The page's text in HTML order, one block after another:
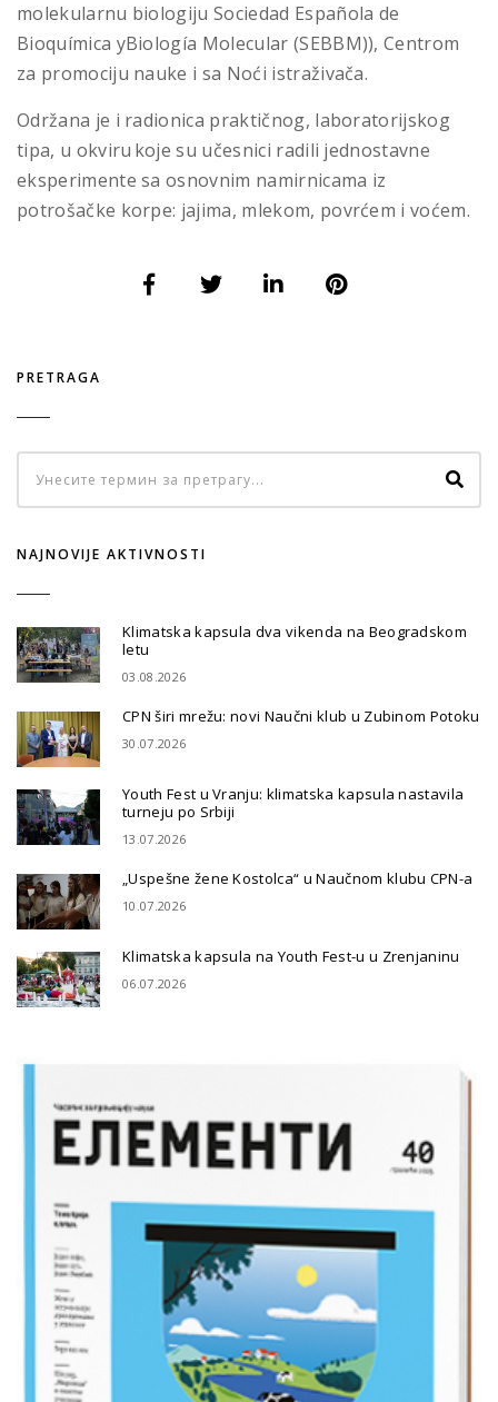
molekularnu biologiju Sociedad Española de
Bioquímica yBiología Molecular (SEBBM)), Centrom
za promociju nauke i sa Noći istraživača.
Održana je i radionica praktičnog, laboratorijskog
tipa, u okviru koje su učesnici radili jednostavne
eksperimente sa osnovnim namirnicama iz
potrošačke korpe: jajima, mlekom, povrćem i voćem.
PRETRAGA
NAJNOVIJE AKTIVNOSTI
Klimatska kapsula dva vikenda na Beogradskom
letu
03.08.2026
CPN širi mrežu: novi Naučni klub u Zubinom Potoku
30.07.2026
Youth Fest u Vranju: klimatska kapsula nastavila
turneju po Srbiji
13.07.2026
„Uspešne žene Kostolca“ u Naučnom klubu CPN-a
10.07.2026
Klimatska kapsula na Youth Fest-u u Zrenjaninu
06.07.2026